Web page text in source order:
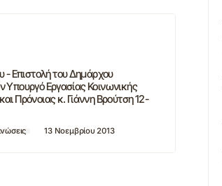
- Επιστολή του Δημάρχου
Υπουργό Εργασίας Κοινωνικής
Πρόνοιας κ. Γιάννη Βρούτση 12-
13 Νοεμβρίου 2013